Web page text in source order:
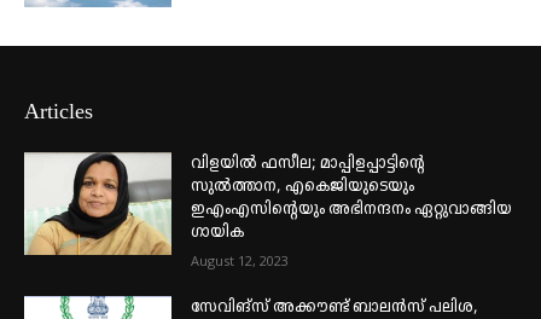
Articles
വിളയിൽ ഫസീല; മാപ്പിളപ്പാട്ടിന്റെ
സുൽത്താന, എകെജിയുടെയും
ഇഎംഎസിന്റെയും അഭിനന്ദനം ഏറ്റുവാങ്ങിയ
ഗായിക
August 12, 2023
സേവിങ്സ് അക്കൗണ്ട് ബാലൻസ് പലിശ,